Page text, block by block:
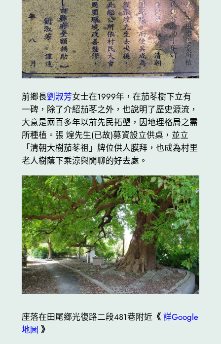
前鄉長劉淑芳女士在1999年，在茄苳樹下立有
一碑，除了介紹茄苳之外，也說明了歷史源流，
大意是兩百多年以前先民拓墾，因地理格局之需
所種植。張 煌先生(已故)募資設立供桌，並立
「清朝大樹茄苳祖」牌位供人膜拜，也成為村里
老人樹蔭下乘涼與閒聊的好去處。
座落在田尾鄉光復路二段481巷附近《 詳Google
地圖 》